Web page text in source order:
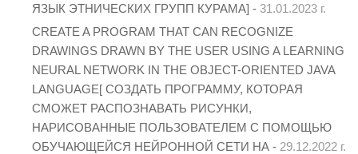
ЯЗЫК ЭТНИЧЕСКИХ ГРУПП КУРАМА] - 31.01.2023 г.
CREATE A PROGRAM THAT CAN RECOGNIZE
DRAWINGS DRAWN BY THE USER USING A LEARNING
NEURAL NETWORK IN THE OBJECT-ORIENTED JAVA
LANGUAGE[ СОЗДАТЬ ПРОГРАММУ, КОТОРАЯ
СМОЖЕТ РАСПОЗНАВАТЬ РИСУНКИ,
НАРИСОВАННЫЕ ПОЛЬЗОВАТЕЛЕМ С ПОМОЩЬЮ
ОБУЧАЮЩЕЙСЯ НЕЙРОННОЙ СЕТИ НА - 29.12.2022 г.